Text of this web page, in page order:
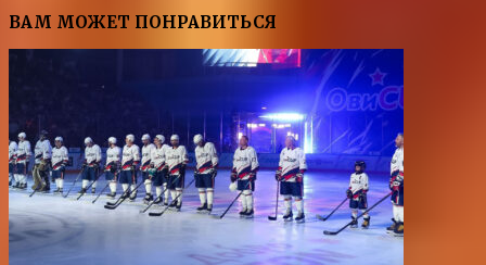
ВАМ МОЖЕТ ПОНРАВИТЬСЯ